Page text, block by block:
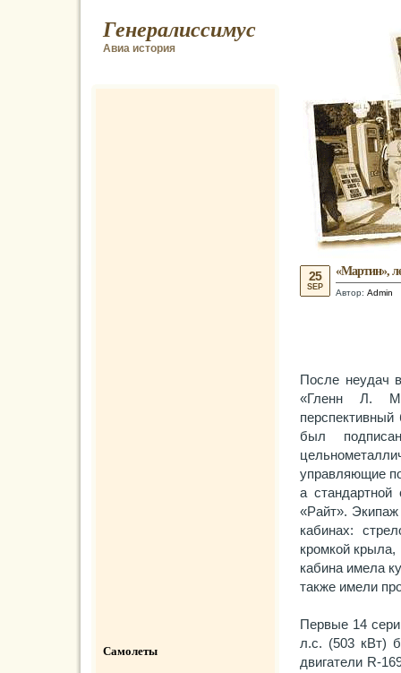
Генералиссимус
Авиа история
«Мартин»,
Автор: Admin
25
SEP
После неудач
«Гленн Л.
был
управляющие
а
«Райт».
кабинах:
кромкой крыла,
кабина имела
также имели
Первые 14
л.с. (503 кВт)
двигатели R-
Самолеты